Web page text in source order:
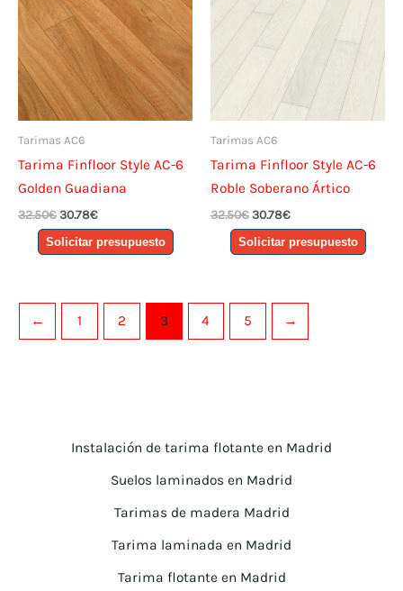
Tarimas AC6
Tarima Finfloor Style AC-6
Golden Guadiana
32.50€El
precio
original
30.78€El
precio
actual
Solicitar presupuesto
Tarimas AC6
Tarima Finfloor Style AC-6
Roble Soberano Ártico
32.50€El
precio
original
30.78€El
precio
actual
Solicitar presupuesto
← 1 2 3 4 5 →
Instalación de tarima flotante en Madrid
Suelos laminados en Madrid
Tarimas de madera Madrid
Tarima laminada en Madrid
Tarima flotante en Madrid